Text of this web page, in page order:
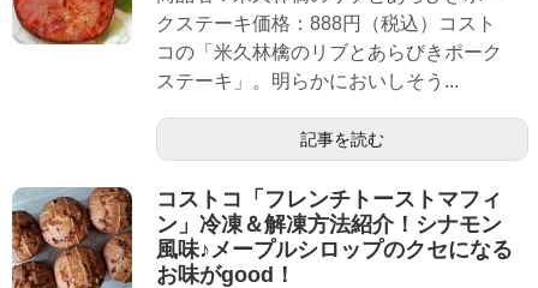
クステーキ価格：888円（税込）コスト
コの「米久林檎のリブとあらびきポーク
ステーキ」。明らかにおいしそう...
記事を読む
コストコ「フレンチトーストマフィ
ン」冷凍＆解凍方法紹介！シナモン
風味♪メープルシロップのクセになる
お味がgood！